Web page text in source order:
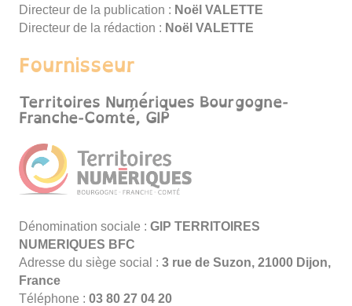
Directeur de la publication : Noël VALETTE
Directeur de la rédaction : Noël VALETTE
Fournisseur
Territoires Numériques Bourgogne-
Franche-Comté, GIP
Dénomination sociale : GIP TERRITOIRES
NUMERIQUES BFC
Adresse du siège social : 3 rue de Suzon, 21000 Dijon,
France
Téléphone : 02 40 72 08 30